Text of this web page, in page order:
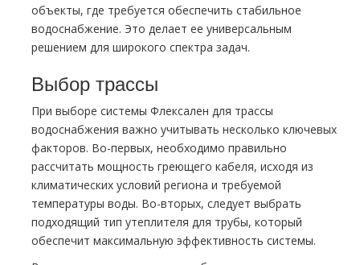
объекты, где требуется обеспечить стабильное
водоснабжение. Это делает ее универсальным
решением для широкого спектра задач.
Выбор трассы
При выборе системы Флексален для трассы
водоснабжения важно учитывать несколько ключевых
факторов. Во-первых, необходимо правильно
рассчитать мощность греющего кабеля, исходя из
климатических условий региона и требуемой
температуры воды. Во-вторых, следует выбрать
подходящий тип утеплителя для трубы, который
обеспечит максимальную эффективность системы.